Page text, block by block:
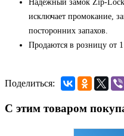
Надежный замок Zip-Lock
исключает промокание,
посторонних запахов.
Продаются в розницу от
Поделиться:
С этим товаром